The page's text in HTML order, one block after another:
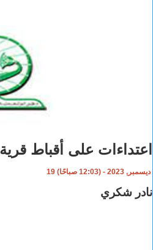
اعتداءات على أقباط
19 ديسمبر, 2023 - (12:03 صباحًا)
نادر شكري